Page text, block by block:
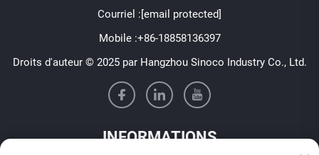
Courriel :[email protected]
Mobile :+86-18858136397
Droits d'auteur © 2025 par Hangzhou Sinoco Industry Co., Ltd.
INFORMATIONS